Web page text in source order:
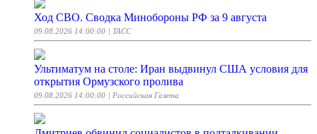
Ход СВО. Сводка Минобороны РФ за 9 августа
09.08.2026 14:00:00 | ТАСС
Ультиматум на столе: Иран выдвинул США условия для
открытия Ормузского пролива
09.08.2026 14:00:00 | Российская Газета